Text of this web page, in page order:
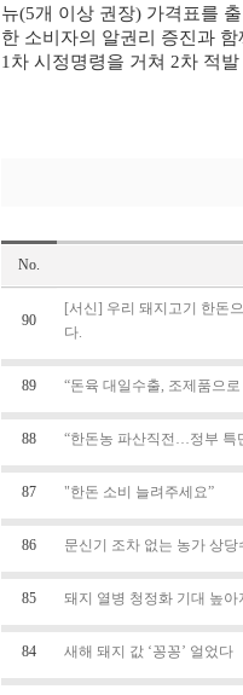
뉴(5개 이상 권장) 가격표를
한 소비자의 알권리 증진과
1차 시정명령을 거쳐 2차 적
No.
90
[서신] 우리 돼지고기 한돈
다.
89 “돈육 대일수출, 조제품으
88 “한돈농 파산직전…정부 특
87 "한돈 소비 늘려주세요”
86 문신기 조차 없는 농가 상
85 돼지 열병 청정화 기대 높아
84 새해 돼지 값 ‘꽁꽁’ 얼었다